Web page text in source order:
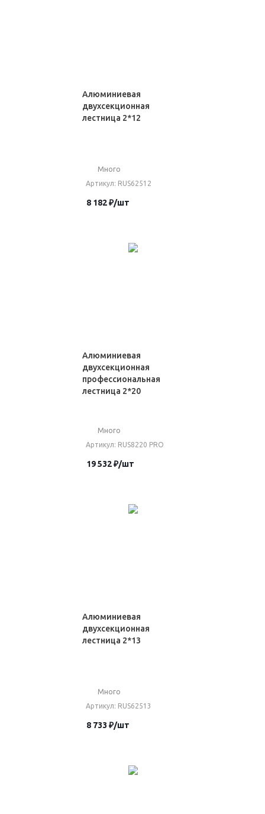
Алюминиевая
двухсекционная
лестница 2*12
Много
Артикул: RUS62512
8 182₽/шт
Алюминиевая
двухсекционная
профессиональная
лестница 2*20
Много
Артикул: RUS8220 PRO
19 532₽/шт
Алюминиевая
двухсекционная
лестница 2*13
Много
Артикул: RUS62513
8 733 ₽/шт